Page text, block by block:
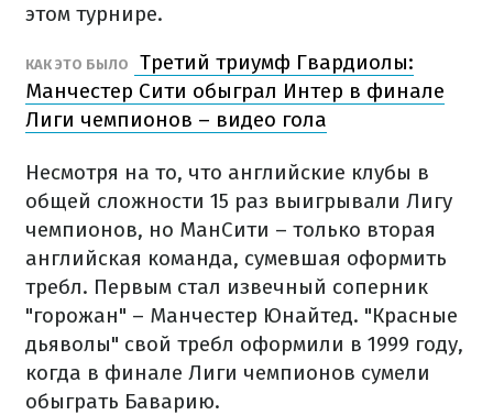
этом турнире.
КАК ЭТО БЫЛО
Третий триумф Гвардиолы:
Манчестер Сити обыграл Интер в финале
Лиги чемпионов – видео гола
Несмотря на то, что английские клубы в
общей сложности 15 раз выигрывали Лигу
чемпионов, но МанСити – только вторая
английская команда, сумевшая оформить
требл. Первым стал извечный соперник
"горожан" – Манчестер Юнайтед. "Красные
дьяволы" свой требл оформили в 1999 году,
когда в финале Лиги чемпионов сумели
обыграть Баварию.